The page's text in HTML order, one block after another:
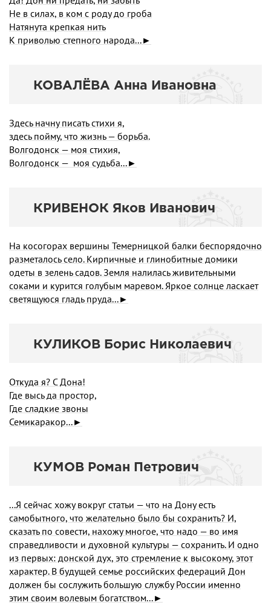
Не в силах, в ком с роду до гроба
Натянута крепкая нить
К приволью степного народа...►
КОВАЛЁВА Анна Ивановна
Здесь начну писать стихи я,
здесь пойму, что жизнь — борьба.
Волгодонск — моя стихия,
Волгодонск — моя судьба...►
КРИВЕНОК Яков Иванович
На косогорах вершины Темерницкой балки беспорядочно
разметалось село. Кирпичные и глинобитные домики
одеты в зелень садов. Земля налилась живительными
соками и курится голубым маревом. Яркое солнце ласкает
светящуюся гладь пруда...►
КУЛИКОВ Борис Николаевич
Откуда я? С Дона!
Где высь да простор,
Где сладкие звоны
Семикаракор...►
КУМОВ Роман Петрович
...Я сейчас хожу вокруг статьи — что на Дону есть
самобытного, что желательно было бы сохранить? И,
сказать по совести, нахожу многое, что надо — во имя
справедливости и духовной культуры — сохранить. И одно
из первых: донской дух, это стремление к высокому, этот
характер. В будущей семье российских федераций Дон
должен бы сослужить большую службу России именно
этим своим волевым богатством...►